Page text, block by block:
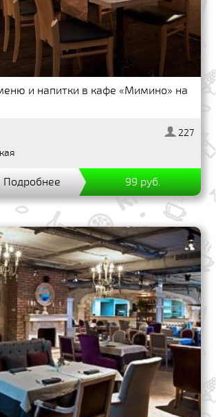
и напитки в кафе «Мимино» на
227
Подробнее 99 руб.